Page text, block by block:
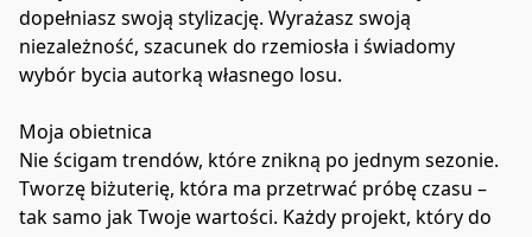
dopełniasz swoją stylizację. Wyrażasz swoją
niezależność, szacunek do rzemiosła i świadomy
wybór bycia autorką własnego losu.
Moja obietnica
Nie ścigam trendów, które znikną po jednym sezonie.
Tworzę biżuterię, która ma przetrwać próbę czasu –
tak samo jak Twoje wartości. Każdy projekt, który do